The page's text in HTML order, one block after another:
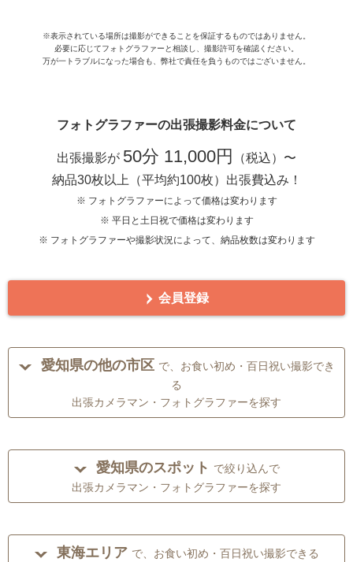
※表示されている場所は撮影ができることを保証するものではありません。
必要に応じてフォトグラファーと相談し、撮影許可を確認ください。
万が一トラブルになった場合も、弊社で責任を負うものではございません。
フォトグラファーの出張撮影料金について
出張撮影が 50分 11,000円
（税込）〜
納品30枚以上（平均約100枚）出張費込み！
※ フォトグラファーによって価格は変わります
※ 平日と土日祝で価格は変わります
※ フォトグラファーや撮影状況によって、納品枚数は変わります
会員登録
愛知県の他の市区 で、お食い初め・百日祝い撮影でき
る
出張カメラマン・フォトグラファーを探す
愛知県のスポット で絞り込んで
出張カメラマン・フォトグラファーを探す
東海エリア で、お食い初め・百日祝い撮影できる